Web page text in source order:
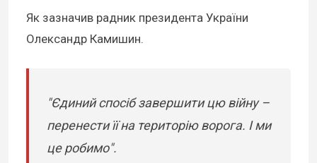
Як зазначив радник президента України
Олександр Камишин.
"Єдиний спосіб завершити цю війну –
перенести її на територію ворога. І ми
це робимо".